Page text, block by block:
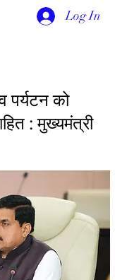
Log In
पर्यटन को
: मुख्यमंत्री